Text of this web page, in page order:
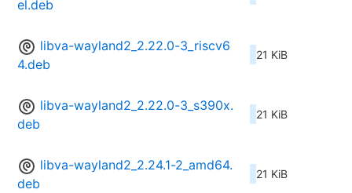
el.deb
libva-wayland2_2.22.0-3_riscv6
4.deb
21 KiB
libva-wayland2_2.22.0-3_s390x.
deb
21 KiB
libva-wayland2_2.24.1-2_amd64.
deb
21 KiB